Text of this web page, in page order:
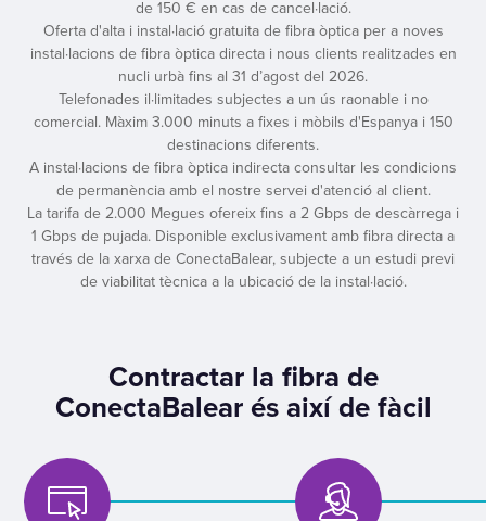
de 150 € en cas de cancel·lació.
Oferta d'alta i instal·lació gratuita de fibra òptica per a noves
instal·lacions de fibra òptica directa i nous clients realitzades en
nucli urbà fins al 31 d’agost del 2026.
Telefonades il·limitades subjectes a un ús raonable i no
comercial. Màxim 3.000 minuts a fixes i mòbils d'Espanya i 150
destinacions diferents.
A instal·lacions de fibra òptica indirecta consultar les condicions
de permanència amb el nostre servei d'atenció al client.
La tarifa de 2.000 Megues ofereix fins a 2 Gbps de descàrrega i
1 Gbps de pujada. Disponible exclusivament amb fibra directa a
través de la xarxa de ConectaBalear, subjecte a un estudi previ
de viabilitat tècnica a la ubicació de la instal·lació.
Contractar la fibra de
ConectaBalear és així de fàcil